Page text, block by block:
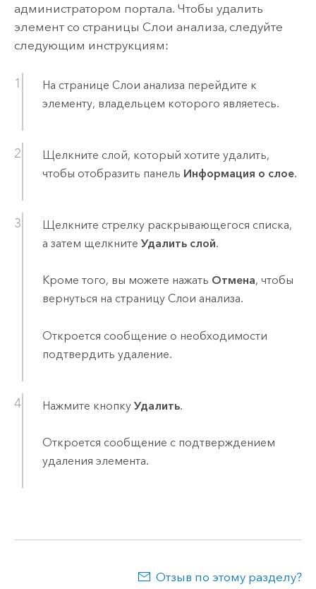
администратором портала. Чтобы удалить
элемент со страницы Слои анализа, следуйте
следующим инструкциям:
На странице Слои анализа перейдите к
элементу, владельцем которого являетесь.
Щелкните слой, который хотите удалить,
чтобы отобразить панель Информация о слое.
Щелкните стрелку раскрывающегося списка,
а затем щелкните Удалить слой.
Кроме того, вы можете нажать Отмена, чтобы
вернуться на страницу Слои анализа.
Откроется сообщение о необходимости
подтвердить удаление.
Нажмите кнопку Удалить.
Откроется сообщение с подтверждением
удаления элемента.
Отзыв по этому разделу?